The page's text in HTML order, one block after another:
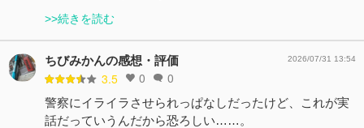
>>続きを読む
ちびみかんの感想・評価
3.5 0 0
2026/07/31 13:54
警察にイライラさせられっぱなしだったけど、これが実
話だっていうんだから恐ろしい……。